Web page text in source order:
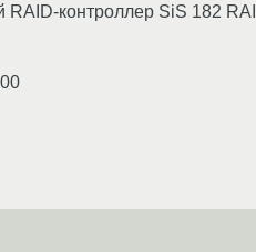
RAID-контроллер SiS 182